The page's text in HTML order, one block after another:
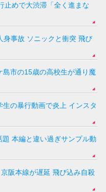
止めで大渋滞「全く進まな
身事故 ソニックと衝突 飛び
市の15歳の高校生が通り魔
の暴行動画で炎上 インスタ
本編と違い過ぎサンプル動
阪本線が遅延 飛び込み自殺